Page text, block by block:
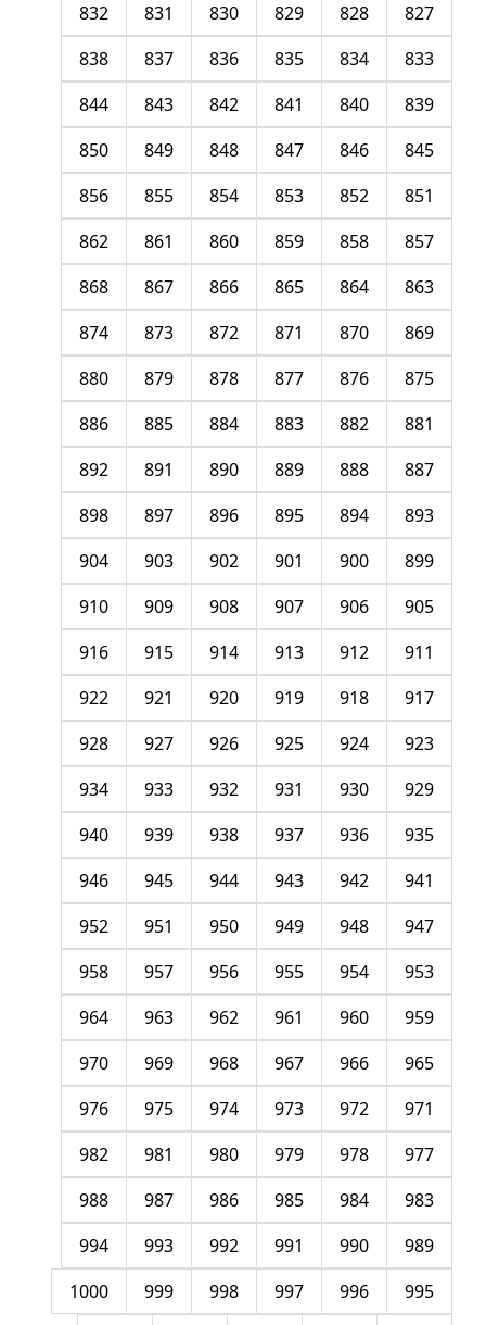
827
828
829
830
831
832
833
834
835
836
837
838
839
840
841
842
843
844
845
846
847
848
849
850
851
852
853
854
855
856
857
858
859
860
861
862
863
864
865
866
867
868
869
870
871
872
873
874
875
876
877
878
879
880
881
882
883
884
885
886
887
888
889
890
891
892
893
894
895
896
897
898
899
900
901
902
903
904
905
906
907
908
909
910
911
912
913
914
915
916
917
918
919
920
921
922
923
924
925
926
927
928
929
930
931
932
933
934
935
936
937
938
939
940
941
942
943
944
945
946
947
948
949
950
951
952
953
954
955
956
957
958
959
960
961
962
963
964
965
966
967
968
969
970
971
972
973
974
975
976
977
978
979
980
981
982
983
984
985
986
987
988
989
990
991
992
993
994
995
996
997
998
999
1000